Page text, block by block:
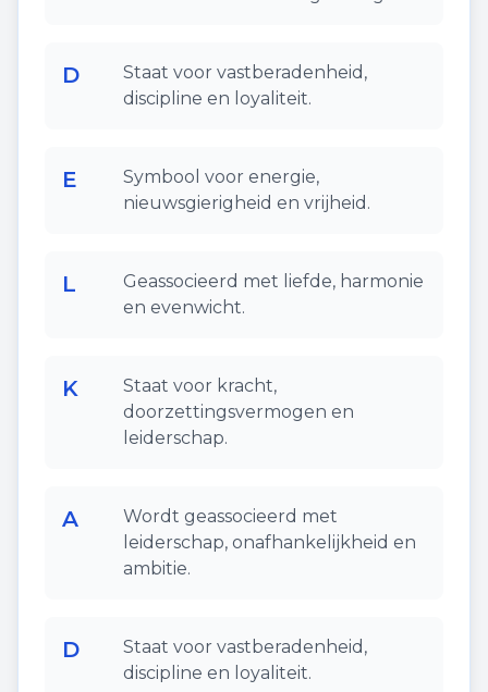
D
Staat voor vastberadenheid,
discipline en loyaliteit.
E
Symbool voor energie,
nieuwsgierigheid en vrijheid.
L
Geassocieerd met liefde, harmonie
en evenwicht.
K
Staat voor kracht,
doorzettingsvermogen en
leiderschap.
A
Wordt geassocieerd met
leiderschap, onafhankelijkheid en
ambitie.
D
Staat voor vastberadenheid,
discipline en loyaliteit.